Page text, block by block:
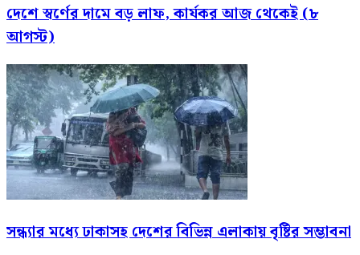
দেশে স্বর্ণের দামে বড় লাফ, কার্যকর আজ থেকেই (৮
আগস্ট)
সন্ধ্যার মধ্যে ঢাকাসহ দেশের বিভিন্ন এলাকায় বৃষ্টির সম্ভাবনা